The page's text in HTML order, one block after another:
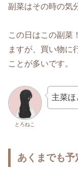
副菜はその時の気
この日はこの副菜
ますが、買い物に
ことが多いです。
とろねこ
主菜
あくまでも予